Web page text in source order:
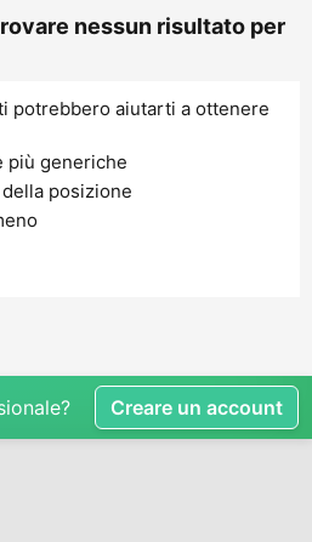
nessun risultato per
potrebbero aiutarti a ottenere
più generiche
posizione
Creare un account